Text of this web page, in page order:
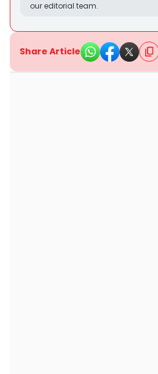
our editorial team.
Share Article